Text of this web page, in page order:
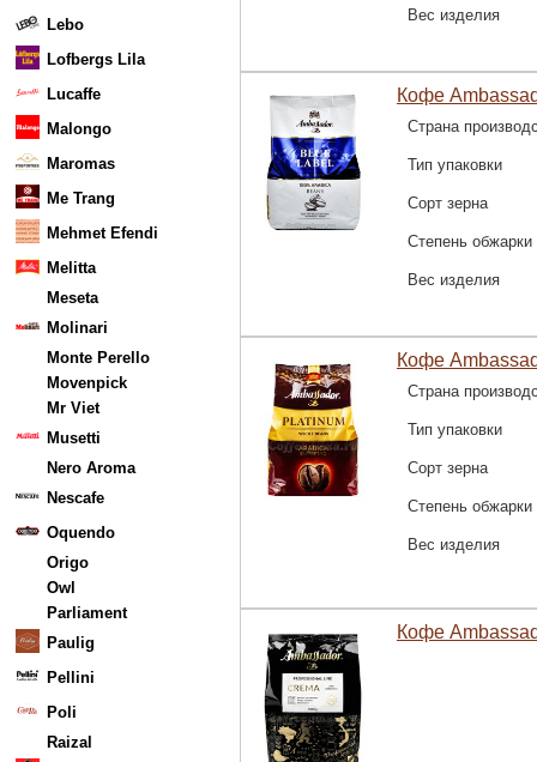
Lebo
Lofbergs Lila
Lucaffe
Malongo
Maromas
Me Trang
Mehmet Efendi
Melitta
Meseta
Molinari
Monte Perello
Movenpick
Mr Viet
Musetti
Nero Aroma
Nescafe
Oquendo
Origo
Owl
Parliament
Paulig
Pellini
Poli
Raizal
Вес изделия
Кофе
Страна
Тип упаковки
Сорт зерна
Степень обжарки
Вес изделия
Кофе
Страна
Тип упаковки
Сорт зерна
Степень обжарки
Вес изделия
Кофе